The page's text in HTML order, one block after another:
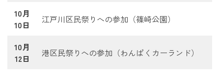
10月
10日
江戸川区民祭りへの参加（篠崎公園）
10月
12日
港区民祭りへの参加（わんぱくカーランド）